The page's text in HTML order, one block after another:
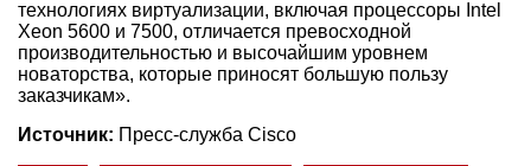
технологиях виртуализации, включая процессоры Intel
Xeon 5600 и 7500, отличается превосходной
производительностью и высочайшим уровнем
новаторства, которые приносят большую пользу
заказчикам».
Источник: Пресс-служба Cisco